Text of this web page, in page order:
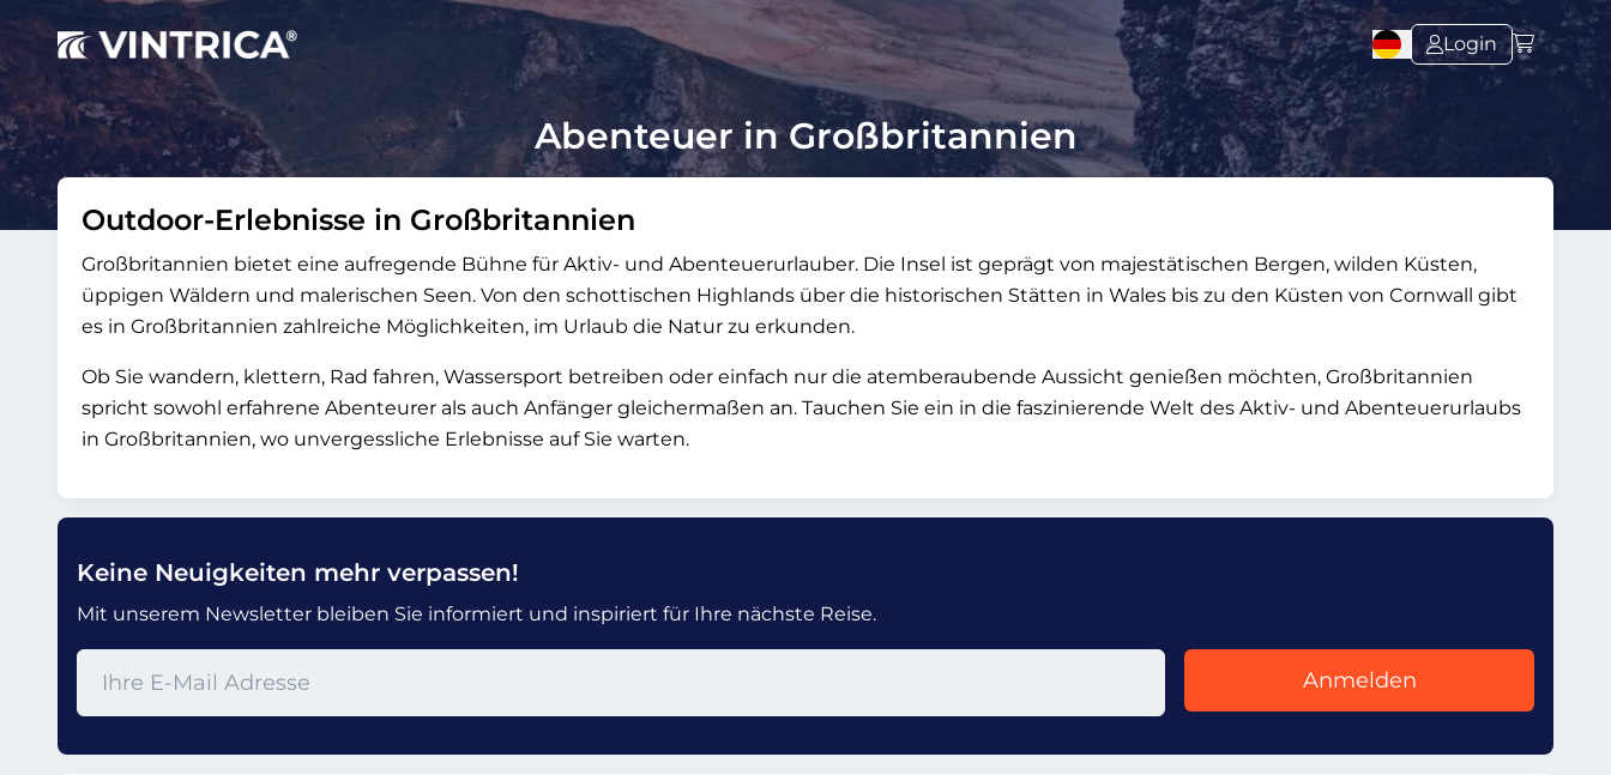
Login
Abenteuer in Großbritannien
Outdoor-Erlebnisse in Großbritannien
Großbritannien bietet eine aufregende Bühne für Aktiv- und Abenteuerurlauber. Die Insel ist geprägt von majestätischen Bergen, wilden Küsten,
üppigen Wäldern und malerischen Seen. Von den schottischen Highlands über die historischen Stätten in Wales bis zu den Küsten von Cornwall gibt
es in Großbritannien zahlreiche Möglichkeiten, im Urlaub die Natur zu erkunden.
Ob Sie wandern, klettern, Rad fahren, Wassersport betreiben oder einfach nur die atemberaubende Aussicht genießen möchten, Großbritannien
spricht sowohl erfahrene Abenteurer als auch Anfänger gleichermaßen an. Tauchen Sie ein in die faszinierende Welt des Aktiv- und Abenteuerurlaubs
in Großbritannien, wo unvergessliche Erlebnisse auf Sie warten.
Keine Neuigkeiten mehr verpassen!
Mit unserem Newsletter bleiben Sie informiert und inspiriert für Ihre nächste Reise.
Anmelden